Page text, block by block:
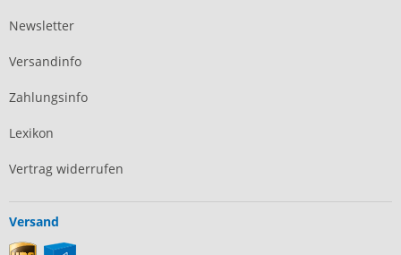
Newsletter
Versandinfo
Zahlungsinfo
Lexikon
Vertrag widerrufen
Versand